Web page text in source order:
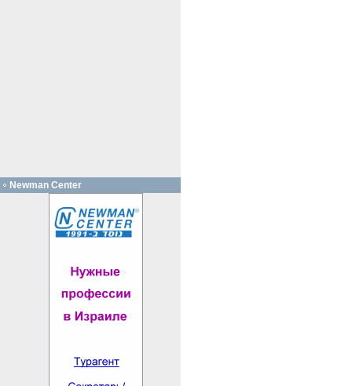
Newman Center